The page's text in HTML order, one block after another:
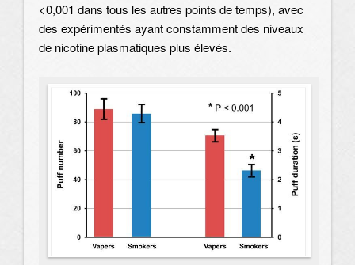
<0,001 dans tous les autres points de temps), avec
des expérimentés ayant constamment des niveaux
de nicotine plasmatiques plus élevés.